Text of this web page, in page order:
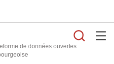
de données ouvertes